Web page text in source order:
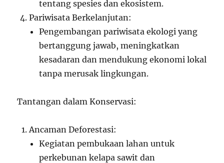
tentang spesies dan ekosistem.
Pariwisata Berkelanjutan:
Pengembangan pariwisata ekologi yang
bertanggung jawab, meningkatkan
kesadaran dan mendukung ekonomi lokal
tanpa merusak lingkungan.
Tantangan dalam Konservasi:
Ancaman Deforestasi:
Kegiatan pembukaan lahan untuk
perkebunan kelapa sawit dan